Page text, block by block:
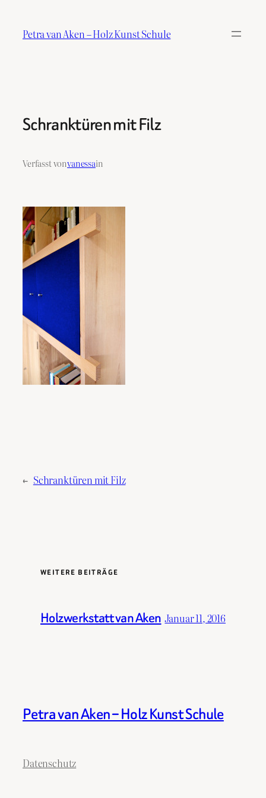
Inhalt
springen
Petra van Aken – Holz Kunst Schule
Schranktüren mit Filz
Verfasst vonvanessain
← Schranktüren mit Filz
WEITERE BEITRÄGE
Holzwerkstatt van Aken Januar 11, 2016
Petra van Aken – Holz Kunst Schule
Datenschutz